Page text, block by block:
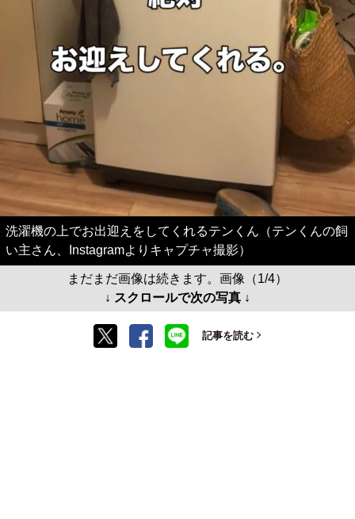
洗濯機の上でお出迎えをしてくれるテンくん（テンくんの飼
い主さん、Instagramよりキャプチャ撮影）
まだまだ画像は続きます。画像（1/4）
↓ スクロールで次の写真 ↓
記事を読む